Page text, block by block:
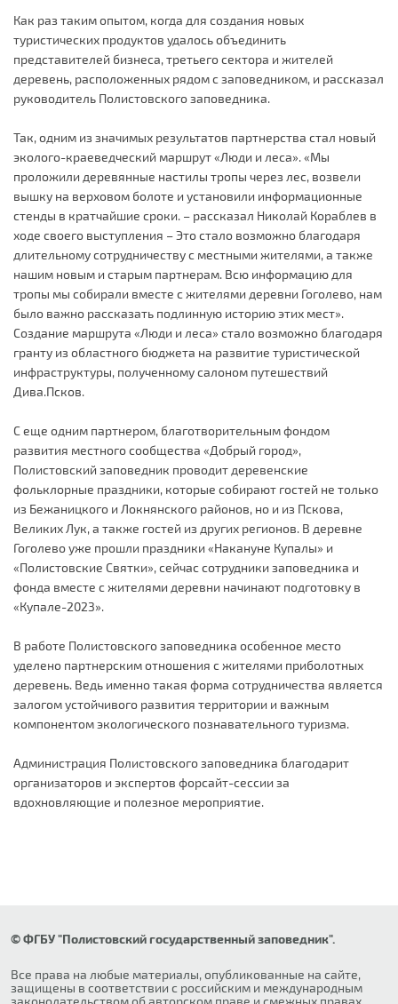
Как раз таким опытом, когда для создания новых
туристических продуктов удалось объединить
представителей бизнеса, третьего сектора и жителей
деревень, расположенных рядом с заповедником, и рассказал
руководитель Полистовского заповедника.
Так, одним из значимых результатов партнерства стал новый
эколого-краеведческий маршрут «Люди и леса». «Мы
проложили деревянные настилы тропы через лес, возвели
вышку на верховом болоте и установили информационные
стенды в кратчайшие сроки. – рассказал Николай Кораблев в
ходе своего выступления – Это стало возможно благодаря
длительному сотрудничеству с местными жителями, а также
нашим новым и старым партнерам. Всю информацию для
тропы мы собирали вместе с жителями деревни Гоголево, нам
было важно рассказать подлинную историю этих мест».
Создание маршрута «Люди и леса» стало возможно благодаря
гранту из областного бюджета на развитие туристической
инфраструктуры, полученному салоном путешествий
Дива.Псков.
С еще одним партнером, благотворительным фондом
развития местного сообщества «Добрый город»,
Полистовский заповедник проводит деревенские
фольклорные праздники, которые собирают гостей не только
из Бежаницкого и Локнянского районов, но и из Пскова,
Великих Лук, а также гостей из других регионов. В деревне
Гоголево уже прошли праздники «Накануне Купалы» и
«Полистовские Святки», сейчас сотрудники заповедника и
фонда вместе с жителями деревни начинают подготовку в
«Купале-2023».
В работе Полистовского заповедника особенное место
уделено партнерским отношения с жителями приболотных
деревень. Ведь именно такая форма сотрудничества является
залогом устойчивого развития территории и важным
компонентом экологического познавательного туризма.
Администрация Полистовского заповедника благодарит
организаторов и экспертов форсайт-сессии за
вдохновляющие и полезное мероприятие.
© ФГБУ "Полистовский государственный заповедник".
Все права на любые материалы, опубликованные на сайте,
защищены в соответствии с российским и международным
законодательством об авторском праве и смежных правах.